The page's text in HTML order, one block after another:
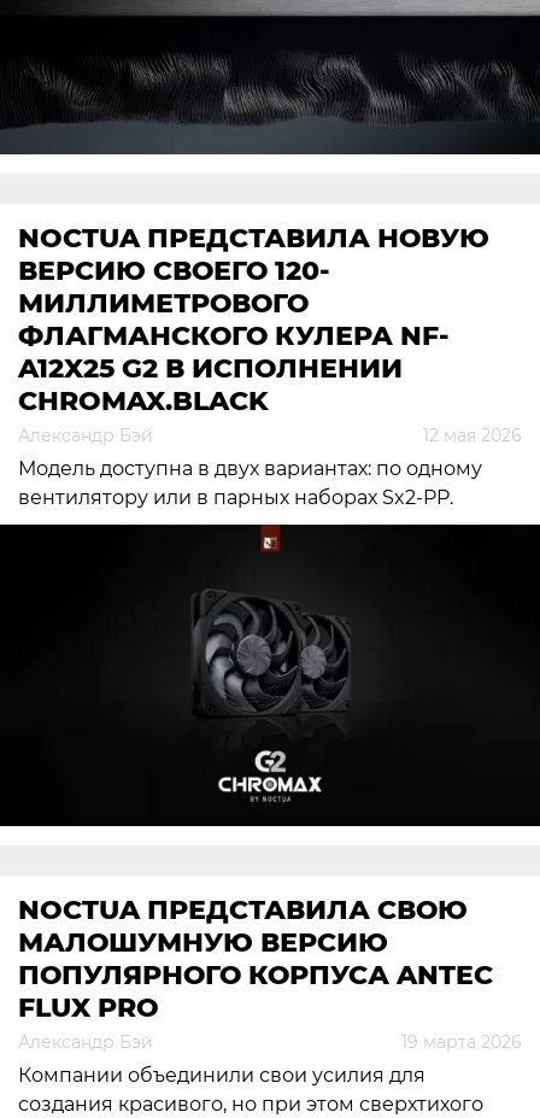
NOCTUA ПРЕДСТАВИЛА НОВУЮ
ВЕРСИЮ СВОЕГО 120-
МИЛЛИМЕТРОВОГО
ФЛАГМАНСКОГО КУЛЕРА NF-
A12X25 G2 В ИСПОЛНЕНИИ
CHROMAX.BLACK
Александр Бэй 12 мая 2026
Модель доступна в двух вариантах: по одному
вентилятору или в парных наборах Sx2-PP.
NOCTUA ПРЕДСТАВИЛА СВОЮ
МАЛОШУМНУЮ ВЕРСИЮ
ПОПУЛЯРНОГО КОРПУСА ANTEC
FLUX PRO
Александр Бэй 19 марта 2026
Компании объединили свои усилия для
создания красивого, но при этом сверхтихого